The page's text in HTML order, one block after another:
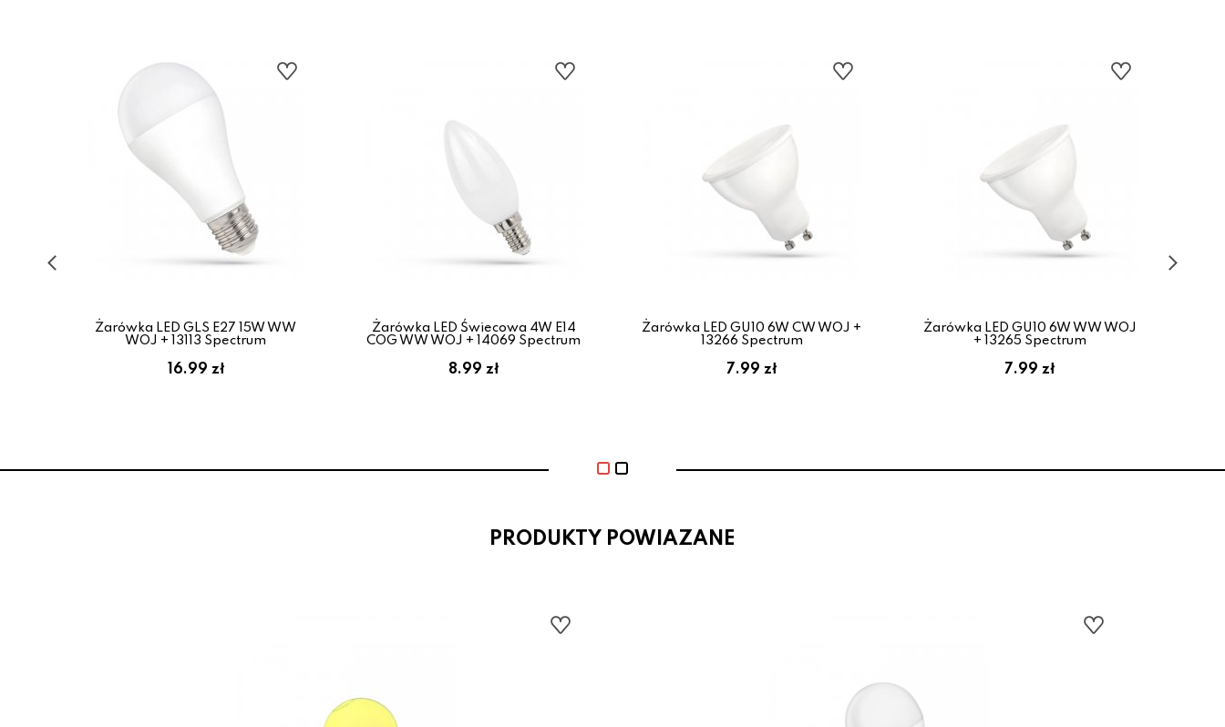
Żarówka LED GLS E27 15W WW
WOJ + 13113 Spectrum
16.99 zł
Żarówka LED Świecowa 4W E14
COG WW WOJ + 14069 Spectrum
8.99 zł
Żarówka LED GU10 6W CW WOJ +
13266 Spectrum
7.99 zł
Żarówka LED GU10 6W WW WOJ
+ 13265 Spectrum
7.99 zł
PRODUKTY POWIAZANE